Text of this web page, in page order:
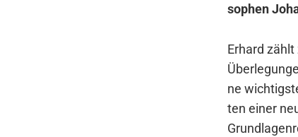
so­phen
Erhard
ne
ten einer